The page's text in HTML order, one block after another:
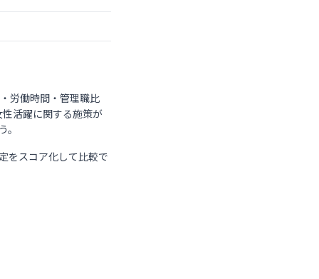
労働時間・管理職比
活躍に関する施策が
をスコア化して比較で